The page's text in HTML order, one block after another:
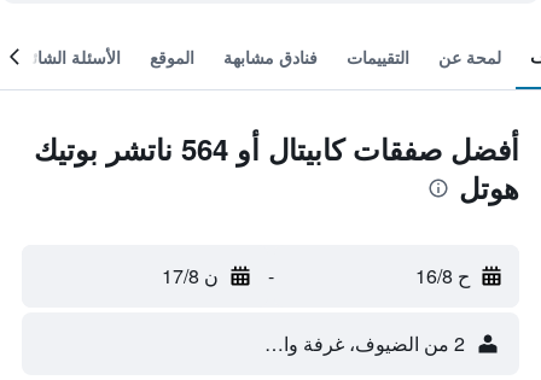
لمحة عن التقييمات فنادق مشابهة الموقع الأسئلة الشائعة
أفضل صفقات كابيتال أو 564 ناتشر بوتيك
هوتل
ح 16/8 - ن 17/8
2 من الضيوف، غرفة واحدة